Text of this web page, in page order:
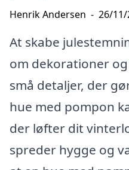
Henrik Andersen - 26/11/
At skabe
om dekorationer
små detaljer, der
hue med pompon
der løfter dit
spreder hygge og